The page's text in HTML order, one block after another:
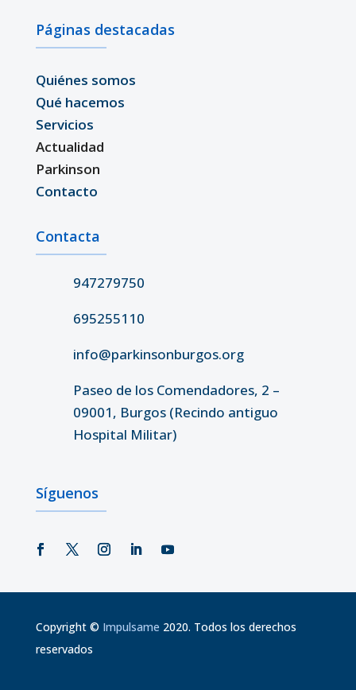
Páginas destacadas
Quiénes somos
Qué hacemos
Servicios
Actualidad
Parkinson
Contacto
Contacta
947279750
695255110
info@parkinsonburgos.org
Paseo de los Comendadores, 2 –
09001, Burgos (Recindo antiguo
Hospital Militar)
Síguenos
Copyright © Impulsame 2020. Todos los derechos
reservados